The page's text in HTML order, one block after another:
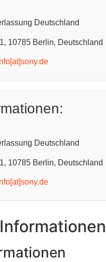
Deutschland
10785 Berlin, Deutschland
Deutschland
10785 Berlin, Deutschland